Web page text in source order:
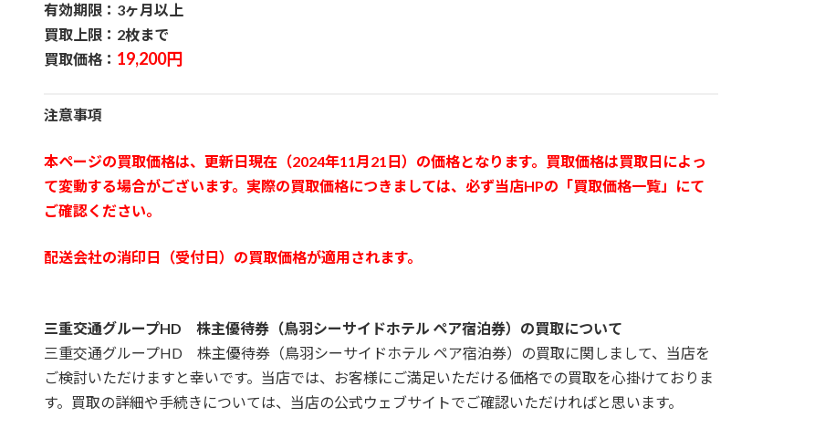
有効期限：3ヶ月以上
買取上限：2枚まで
買取価格： 19,200円
注意事項
本ページの買取価格は、更新日現在（2024年11月21日）の価格となります。買取価格は買取日によっ
て変動する場合がございます。実際の買取価格につきましては、必ず当店HPの「買取価格一覧」にて
ご確認ください。
配送会社の消印日（受付日）の買取価格が適用されます。
三重交通グループHD 株主優待券（鳥羽シーサイドホテル ペア宿泊券）の買取について
三重交通グループHD 株主優待券（鳥羽シーサイドホテル ペア宿泊券）の買取に関しまして、当店を
ご検討いただけますと幸いです。当店では、お客様にご満足いただける価格での買取を心掛けておりま
す。買取の詳細や手続きについては、当店の公式ウェブサイトでご確認いただければと思います。